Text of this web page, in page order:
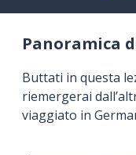
Panoramica
Buttati in questa
riemergerai
viaggiato in